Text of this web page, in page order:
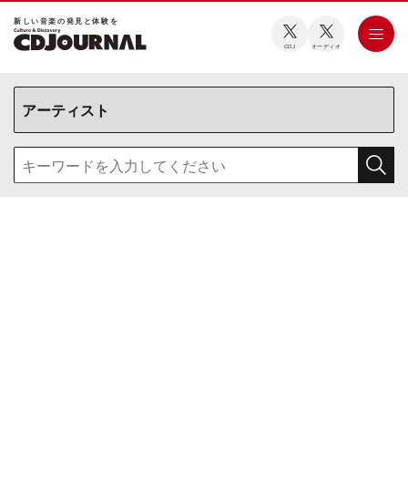
新しい⾳楽の発⾒と体験を
CDJ オーディオ